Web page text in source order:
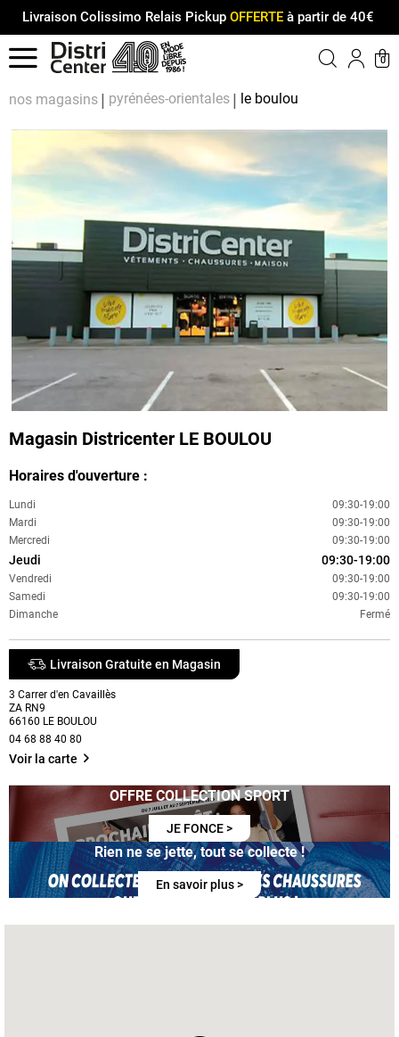
Livraison Colissimo Relais Pickup OFFERTEà partir de 40€
Menu
0
nos magasins pyrénées-orientales le boulou
Magasin Districenter LE BOULOU
Horaires d'ouverture :
Lundi
09:30-19:00
Mardi
09:30-19:00
Mercredi
09:30-19:00
Jeudi 09:30-19:00
Vendredi
09:30-19:00
Samedi
09:30-19:00
Dimanche
Fermé
Livraison Gratuite en Magasin
3 Carrer d'en Cavaillès
ZA RN9
66160 LE BOULOU
04 68 88 40 80
Voir la carte
OFFRE COLLECTION SPORT
JE FONCE >
Rien ne se jette, tout se collecte !
En savoir plus >